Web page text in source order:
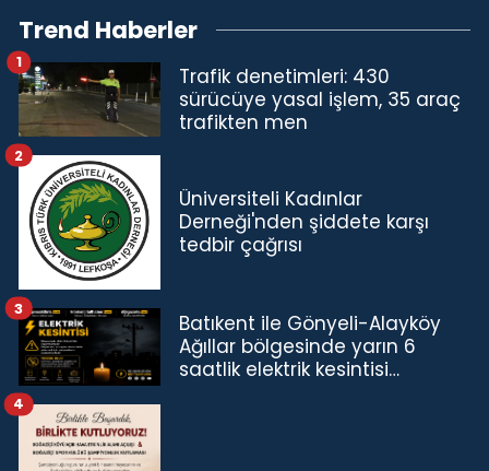
Trend Haberler
Trafik denetimleri: 430
sürücüye yasal işlem, 35 araç
trafikten men
1
Üniversiteli Kadınlar
Derneği'nden şiddete karşı
tedbir çağrısı
2
Batıkent ile Gönyeli-Alayköy
Ağıllar bölgesinde yarın 6
saatlik elektrik kesintisi…
3
4